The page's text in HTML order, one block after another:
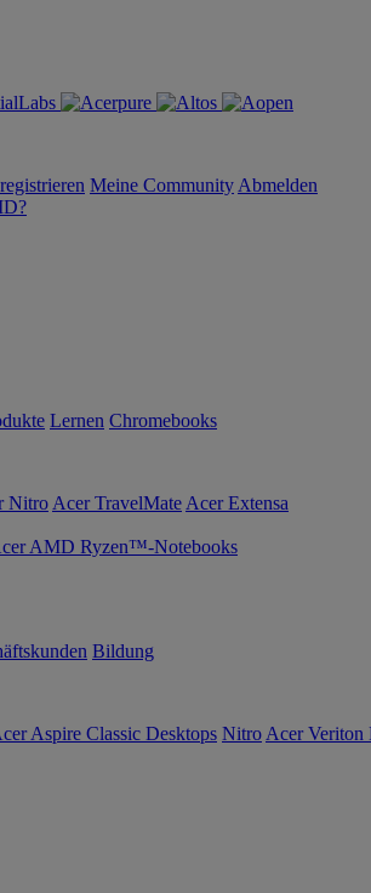
Meine Community Abmelden
Lernen Chromebooks
Nitro Acer TravelMate Acer Extensa
AMD Ryzen™-Notebooks
Bildung
Aspire Classic Desktops Nitro Acer Veriton